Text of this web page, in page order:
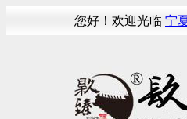
您好！欢迎光临 宁